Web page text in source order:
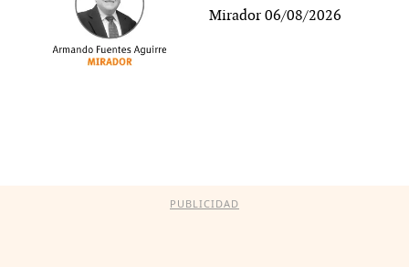
Mirador 06/08/2026
PUBLICIDAD